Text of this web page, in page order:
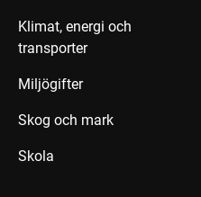
Klimat, energi och
transporter
Miljögifter
Skog och mark
Skola